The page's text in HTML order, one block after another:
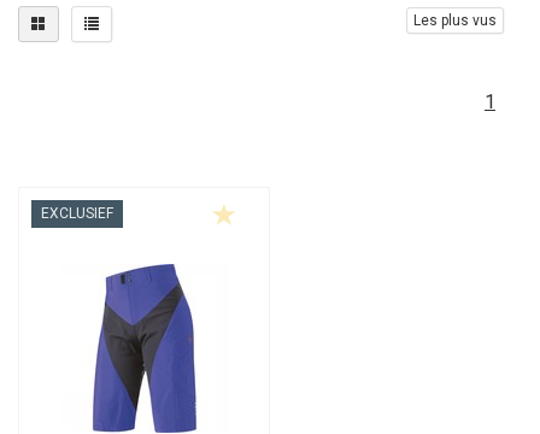
Les plus vus
1
EXCLUSIEF